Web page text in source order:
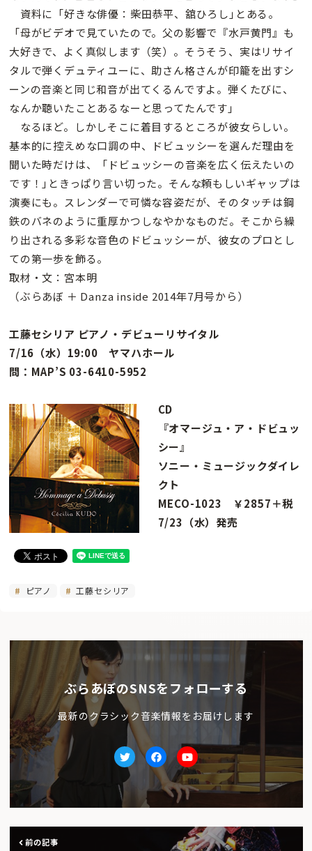
資料に「好きな俳優：柴田恭平、舘ひろし｣とある。
「母がビデオで見ていたので。父の影響で『水戸黄門』も
大好きで、よく真似します（笑）。そうそう、実はリサイ
タルで弾くデュティユーに、助さん格さんが印籠を出すシ
ーンの音楽と同じ和音が出てくるんですよ。弾くたびに、
なんか聴いたことあるなーと思ってたんです｣
なるほど。しかしそこに着目するところが彼女らしい。
基本的に控えめな口調の中、ドビュッシーを選んだ理由を
聞いた時だけは、「ドビュッシーの音楽を広く伝えたいの
です！｣ときっぱり言い切った。そんな頼もしいギャップは
演奏にも。スレンダーで可憐な容姿だが、そのタッチは鋼
鉄のバネのように重厚かつしなやかなものだ。そこから繰
り出される多彩な音色のドビュッシーが、彼女のプロとし
ての第一歩を飾る。
取材・文：宮本明
（ぶらあぼ ＋ Danza inside 2014年7月号から）
工藤セシリア ピアノ・デビューリサイタル
7/16（水）19:00 ヤマハホール
問：MAP’S 03-6410-5952
CD
『オマージュ・ア・ドビュッ
シー』
ソニー・ミュージックダイレ
クト
MECO-1023 ￥2857＋税
7/23（水）発売
ピアノ 工藤セシリア
ぶらあぼのSNSをフォローする
最新のクラシック音楽情報をお届けします
TwitterfacebookYoutube
前の記事